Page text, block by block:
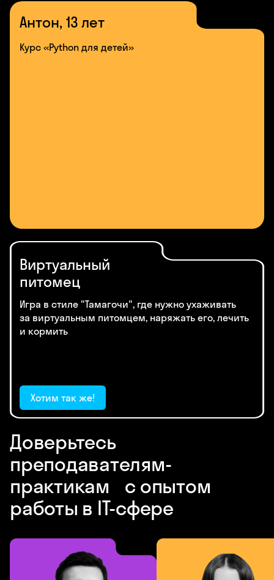
Антон, 13 лет
Курс «Python для детей»
Виртуальный
питомец
Игра в стиле "Тамагочи", где нужно ухаживать
за виртуальным питомцем, наряжать его, лечить
и кормить
Хотим так же!
Доверьтесь
преподавателям-
практикам с опытом
работы в IT-сфере